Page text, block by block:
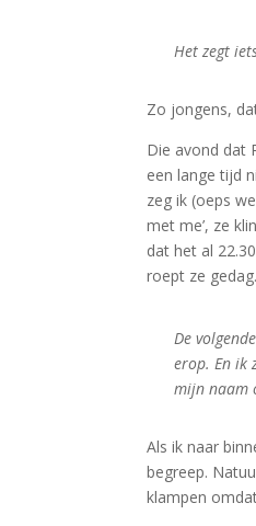
Het zegt
Zo jongens,
Die avond dat
een lange tijd
zeg ik (oeps
met me’, ze
dat het al
roept ze
De
erop. En ik
mijn naam
Als ik naar
begreep.
klampen